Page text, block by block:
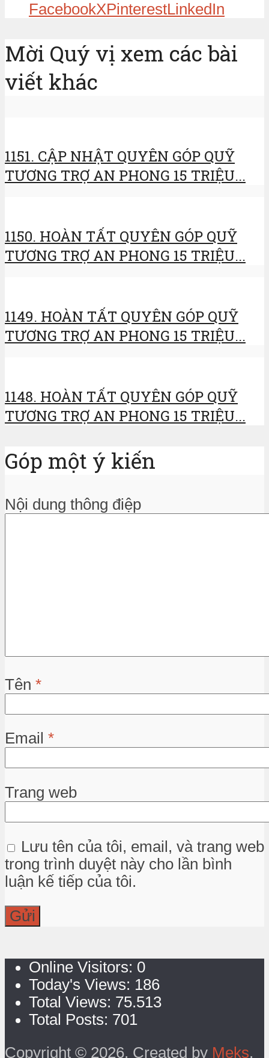
FacebookXPinterestLinkedIn
Mời Quý vị xem các bài
viết khác
1151. CẬP NHẬT QUYÊN GÓP QUỸ
TƯƠNG TRỢ AN PHONG 15 TRIỆU...
1150. HOÀN TẤT QUYÊN GÓP QUỸ
TƯƠNG TRỢ AN PHONG 15 TRIỆU...
1149. HOÀN TẤT QUYÊN GÓP QUỸ
TƯƠNG TRỢ AN PHONG 15 TRIỆU...
1148. HOÀN TẤT QUYÊN GÓP QUỸ
TƯƠNG TRỢ AN PHONG 15 TRIỆU...
Góp một ý kiến
Nội dung thông điệp
Tên *
Email *
Trang web
Lưu tên của tôi, email, và trang web
trong trình duyệt này cho lần bình
luận kế tiếp của tôi.
Online Visitors: 0
Today's Views: 186
Total Views: 75.513
Total Posts: 701
Copyright © 2026. Created by Meks.